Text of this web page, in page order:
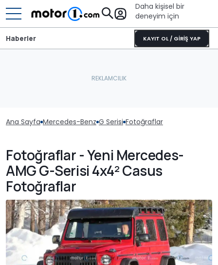
Daha kişisel bir
deneyim için
KAYIT OL / GİRİŞ YAP
Haberler
Ana Sayfa Mercedes-Benz G Serisi Fotoğraflar
Fotoğraflar - Yeni Mercedes-
AMG G-Serisi 4x4² Casus
Fotoğraflar